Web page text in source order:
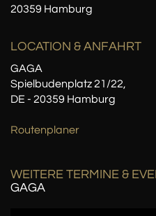
20359 Hamburg
LOCATION & ANFAHRT
GAGA
Spielbudenplatz 21/22,
DE - 20359 Hamburg
Routenplaner
WEITERE TERMINE &
GAGA